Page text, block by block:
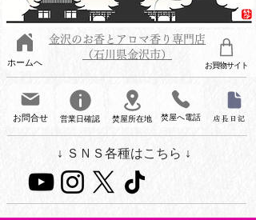
ホームへ
焚屋所在地
営業日確認
お問合せ 焚屋へ電話
お買物サイト
↓ ＳＮＳ各種はこちら ↓
金沢のお香とアロマ香り専門店
（石川県金沢市）
店長日記